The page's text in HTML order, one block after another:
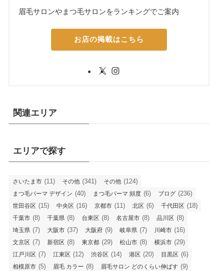
眉毛サロンやまつ毛サロンをランキングでご案内
お店の掲載はこちら
関連エリア
エリアで探す
さいたま市 (11) その他 (341) その他 (124)
まつ毛パーマ デザイン (40) まつ毛パーマ 頻度 (6) ブログ (236)
世田谷区 (15) 中央区 (16) 京都市 (11) 北区 (6) 千代田区 (18)
千葉市 (8) 千葉県 (8) 台東区 (8) 名古屋市 (8) 品川区 (8)
埼玉県 (7) 大阪市 (37) 大阪府 (9) 岐阜県 (7) 川崎市 (16)
文京区 (7) 新宿区 (8) 東京都 (29) 松山市 (8) 横浜市 (29)
江戸川区 (7) 江東区 (12) 渋谷区 (14) 港区 (20) 目黒区 (6)
相模原市 (5) 眉毛 カラー (8) 眉毛サロン どのくらい伸ばす (9)